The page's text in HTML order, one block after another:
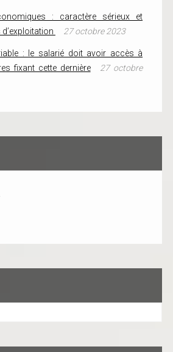
: caractère sérieux et
27 octobre 2023
: le salarié doit avoir accès à
fixant cette dernière
27 octobre